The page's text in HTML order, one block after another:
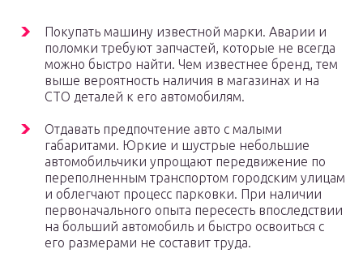
Покупать машину известной марки. Аварии и
поломки требуют запчастей, которые не всегда
можно быстро найти. Чем известнее бренд, тем
выше вероятность наличия в магазинах и на
СТО деталей к его автомобилям.
Отдавать предпочтение авто с малыми
габаритами. Юркие и шустрые небольшие
автомобильчики упрощают передвижение по
переполненным транспортом городским улицам
и облегчают процесс парковки. При наличии
первоначального опыта пересесть впоследствии
на больший автомобиль и быстро освоиться с
его размерами не составит труда.